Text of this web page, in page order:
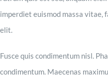
imperdiet euismod massa vitae,
elit.
Fusce quis condimentum nisl.
condimentum. Maecenas